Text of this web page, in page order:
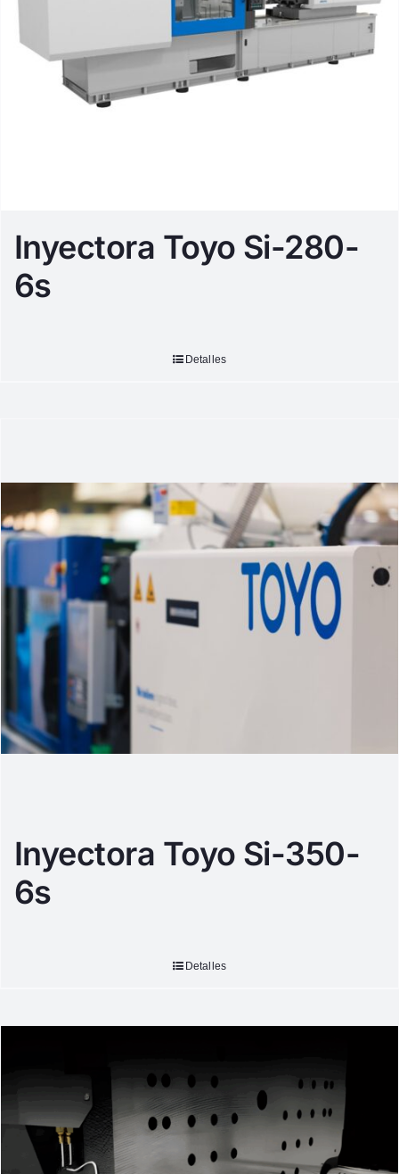
Inyectora Toyo Si-280-
6s
Detalles
Inyectora Toyo Si-350-
6s
Detalles